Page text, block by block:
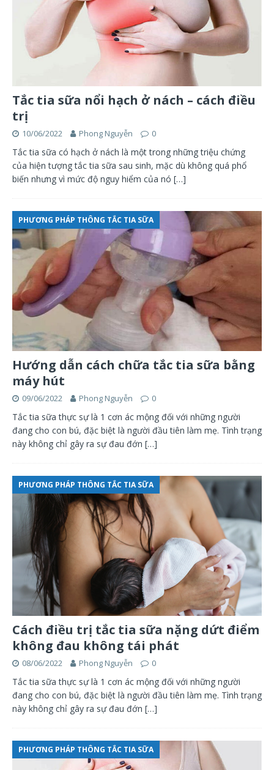
Tắc tia sữa nổi hạch ở nách – cách điều
trị
10/06/2022 Phong Nguyễn 0
Tắc tia sữa có hạch ở nách là một trong những triệu chứng
của hiện tượng tắc tia sữa sau sinh, mặc dù không quá phổ
biến nhưng vì mức độ nguy hiểm của nó […]
PHƯƠNG PHÁP THÔNG TẮC TIA SỮA
Hướng dẫn cách chữa tắc tia sữa bằng
máy hút
09/06/2022 Phong Nguyễn 0
Tắc tia sữa thực sự là 1 cơn ác mộng đối với những người
đang cho con bú, đặc biệt là người đầu tiên làm mẹ. Tình trạng
này không chỉ gây ra sự đau đớn […]
PHƯƠNG PHÁP THÔNG TẮC TIA SỮA
Cách điều trị tắc tia sữa nặng dứt điểm
không đau không tái phát
08/06/2022 Phong Nguyễn 0
Tắc tia sữa thực sự là 1 cơn ác mộng đối với những người
đang cho con bú, đặc biệt là người đầu tiên làm mẹ. Tình trạng
này không chỉ gây ra sự đau đớn […]
PHƯƠNG PHÁP THÔNG TẮC TIA SỮA